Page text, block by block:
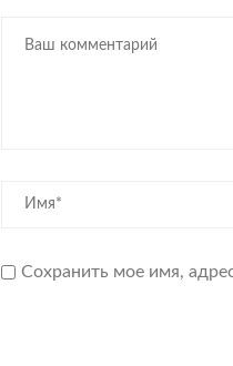
Сохранить мое имя,